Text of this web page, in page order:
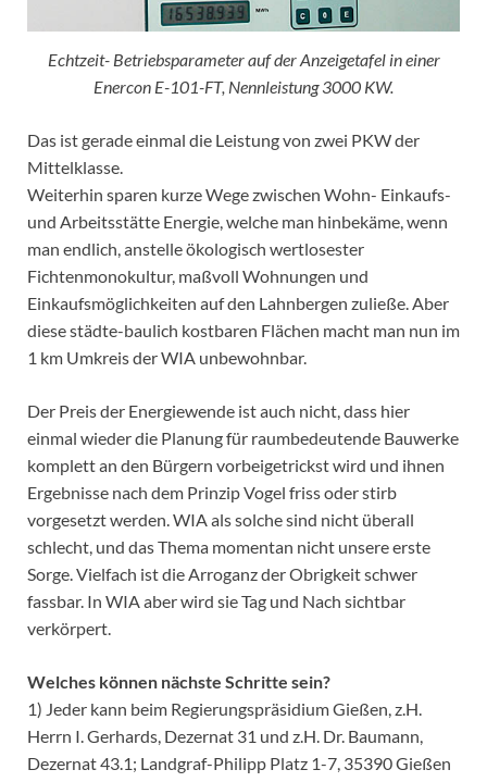
Echtzeit- Betriebsparameter auf der Anzeigetafel in einer
Enercon E-101-FT, Nennleistung 3000 KW.
Das ist gerade einmal die Leistung von zwei PKW der
Mittelklasse.
Weiterhin sparen kurze Wege zwischen Wohn- Einkaufs-
und Arbeitsstätte Energie, welche man hinbekäme, wenn
man endlich, anstelle ökologisch wertlosester
Fichtenmonokultur, maßvoll Wohnungen und
Einkaufsmöglichkeiten auf den Lahnbergen zuließe. Aber
diese städte-baulich kostbaren Flächen macht man nun im
1 km Umkreis der WIA unbewohnbar.
Der Preis der Energiewende ist auch nicht, dass hier
einmal wieder die Planung für raumbedeutende Bauwerke
komplett an den Bürgern vorbeigetrickst wird und ihnen
Ergebnisse nach dem Prinzip Vogel friss oder stirb
vorgesetzt werden. WIA als solche sind nicht überall
schlecht, und das Thema momentan nicht unsere erste
Sorge. Vielfach ist die Arroganz der Obrigkeit schwer
fassbar. In WIA aber wird sie Tag und Nach sichtbar
verkörpert.
Welches können nächste Schritte sein?
1) Jeder kann beim Regierungspräsidium Gießen, z.H.
Herrn I. Gerhards, Dezernat 31 und z.H. Dr. Baumann,
Dezernat 43.1; Landgraf-Philipp Platz 1-7, 35390 Gießen